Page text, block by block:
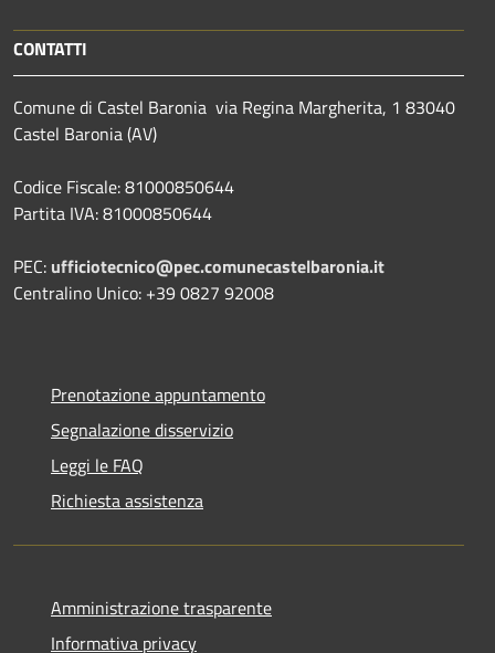
CONTATTI
Comune di Castel Baronia via Regina Margherita, 1 83040
Castel Baronia (AV)
Codice Fiscale: 81000850644
Partita IVA: 81000850644
PEC: ufficiotecnico@pec.comunecastelbaronia.it
Centralino Unico: +39 0827 92008
Prenotazione appuntamento
Segnalazione disservizio
Leggi le FAQ
Richiesta assistenza
Amministrazione trasparente
Informativa privacy